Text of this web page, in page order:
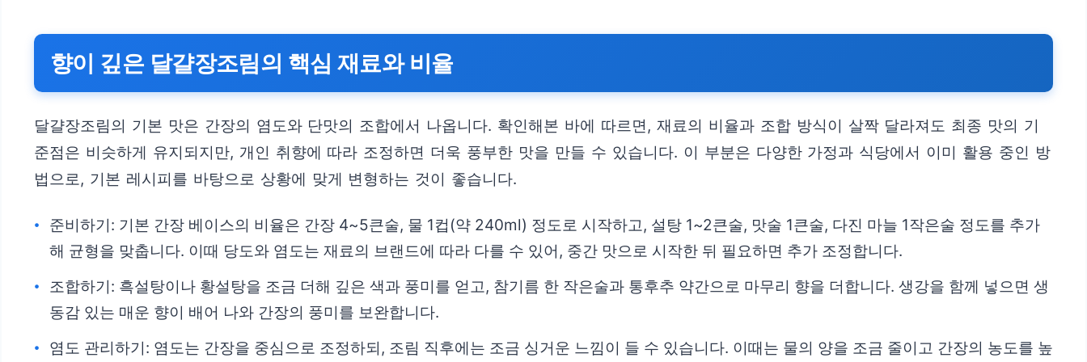
향이 깊은 달걀장조림의 핵심 재료와 비율
달걀장조림의 기본 맛은 간장의 염도와 단맛의 조합에서 나옵니다. 확인해본 바에 따르면, 재료의 비율과 조합 방식이 살짝 달라져도 최종 맛의 기
준점은 비슷하게 유지되지만, 개인 취향에 따라 조정하면 더욱 풍부한 맛을 만들 수 있습니다. 이 부분은 다양한 가정과 식당에서 이미 활용 중인 방
법으로, 기본 레시피를 바탕으로 상황에 맞게 변형하는 것이 좋습니다.
준비하기: 기본 간장 베이스의 비율은 간장 4~5큰술, 물 1컵(약 240ml) 정도로 시작하고, 설탕 1~2큰술, 맛술 1큰술, 다진 마늘 1작은술 정도를 추가
해 균형을 맞춥니다. 이때 당도와 염도는 재료의 브랜드에 따라 다를 수 있어, 중간 맛으로 시작한 뒤 필요하면 추가 조정합니다.
조합하기: 흑설탕이나 황설탕을 조금 더해 깊은 색과 풍미를 얻고, 참기름 한 작은술과 통후추 약간으로 마무리 향을 더합니다. 생강을 함께 넣으면 생
동감 있는 매운 향이 배어 나와 간장의 풍미를 보완합니다.
염도 관리하기: 염도는 간장을 중심으로 조정하되, 조림 직후에는 조금 싱거운 느낌이 들 수 있습니다. 이때는 물의 양을 조금 줄이고 간장의 농도를 높